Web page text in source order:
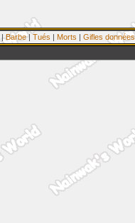
|Barbe| Tués | Morts | Gifles données